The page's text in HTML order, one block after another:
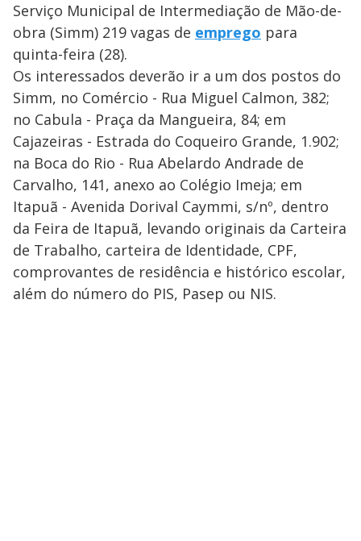
Serviço Municipal de Intermediação de Mão-de-
obra (Simm) 219 vagas de emprego para
quinta-feira (28).
Os interessados deverão ir a um dos postos do
Simm, no Comércio - Rua Miguel Calmon, 382;
no Cabula - Praça da Mangueira, 84; em
Cajazeiras - Estrada do Coqueiro Grande, 1.902;
na Boca do Rio - Rua Abelardo Andrade de
Carvalho, 141, anexo ao Colégio Imeja; em
Itapuã - Avenida Dorival Caymmi, s/nº, dentro
da Feira de Itapuã, levando originais da Carteira
de Trabalho, carteira de Identidade, CPF,
comprovantes de residência e histórico escolar,
além do número do PIS, Pasep ou NIS.